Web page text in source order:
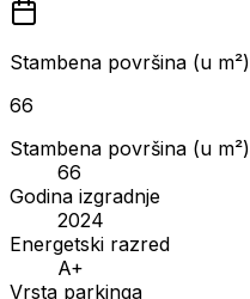
Stambena površina (u m²)
66
Stambena površina (u m²)
66
Godina izgradnje
2024
Energetski razred
A+
Vrsta parkinga